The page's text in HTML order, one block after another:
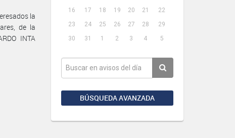
16
17 18 19 20 21
22
23
24 25 26 27 28
29
30
31 1 2 3 4 5
BÚSQUEDA AVANZADA
la
de la
INTA